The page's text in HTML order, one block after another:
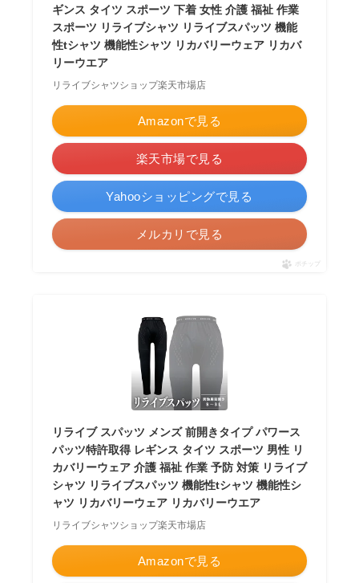
ギンス タイツ スポーツ 下着 女性 介護 福祉 作業
スポーツ リライブシャツ リライブスパッツ 機能
性tシャツ 機能性シャツ リカバリーウェア リカバ
リーウエア
リライブシャツショップ楽天市場店
Amazonで見る
楽天市場で見る
Yahooショッピングで見る
メルカリで見る
ポチップ
リライブ スパッツ メンズ 前開きタイプ パワース
パッツ特許取得 レギンス タイツ スポーツ 男性 リ
カバリーウェア 介護 福祉 作業 予防 対策 リライブ
シャツ リライブスパッツ 機能性tシャツ 機能性シ
ャツ リカバリーウェア リカバリーウエア
リライブシャツショップ楽天市場店
Amazonで見る